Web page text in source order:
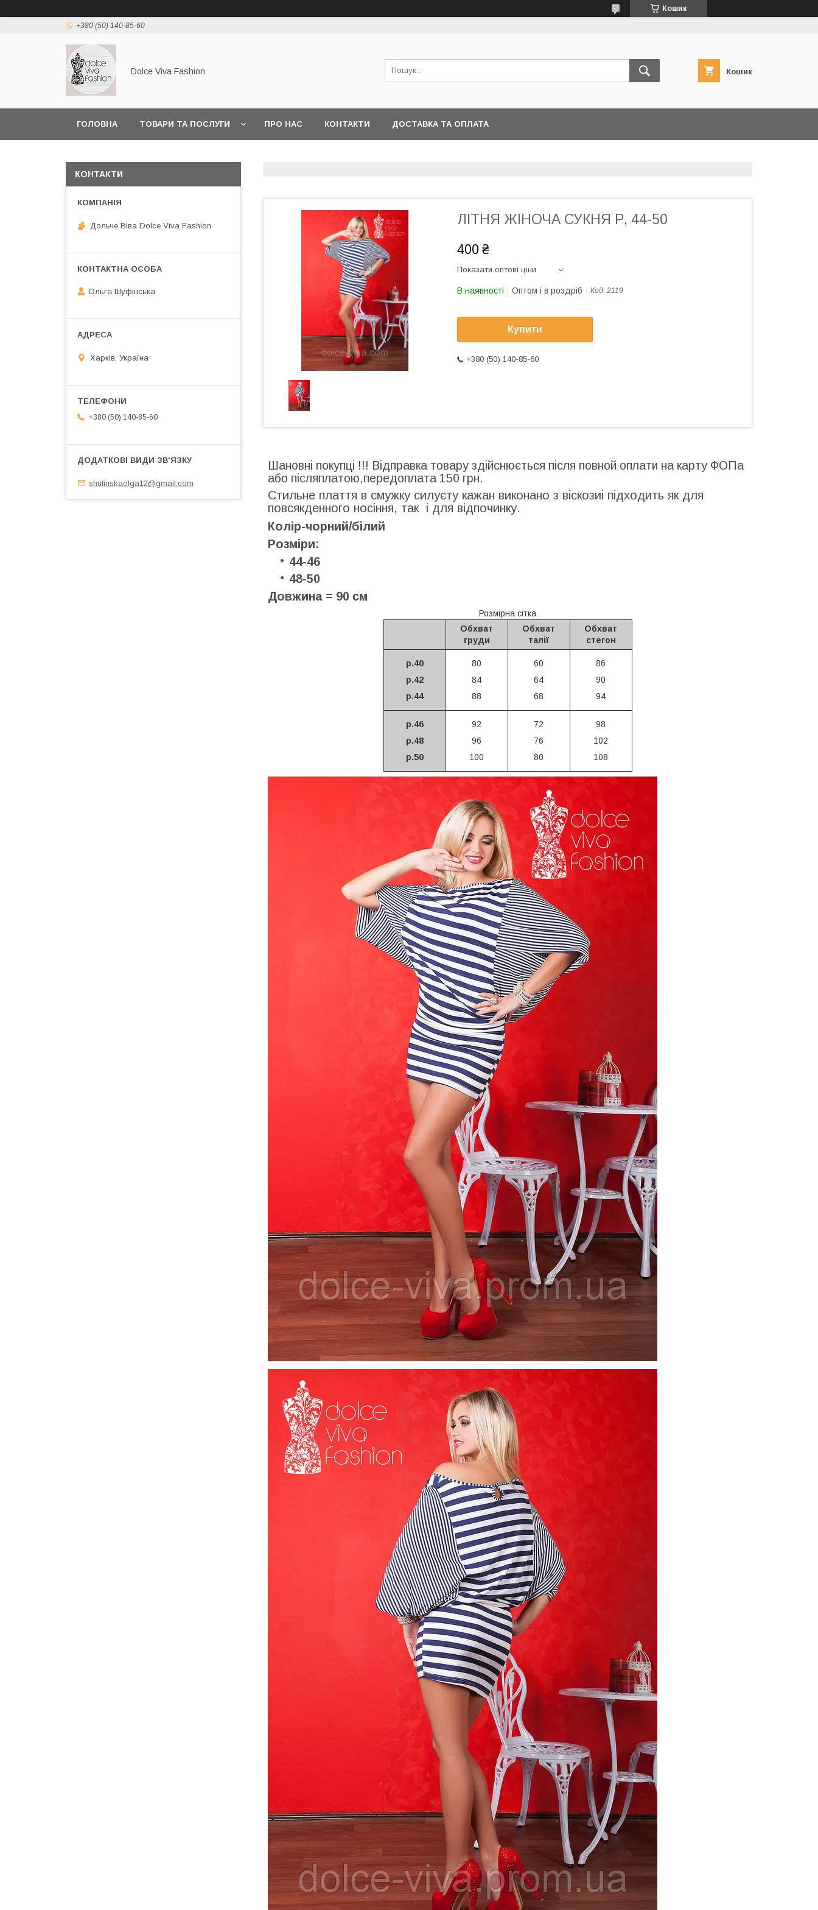
Кошик
+380 (50) 140-85-60
Dolce Viva Fashion Кошик
ГОЛОВНА ТОВАРИ ТА ПОСЛУГИ ПРО НАС КОНТАКТИ ДОСТАВКА ТА ОПЛАТА
ЛІТНЯ ЖІНОЧА СУКНЯ Р, 44-50
400 ₴
Показати оптові ціни
В наявності Оптом і в роздріб Код: 2119
Купити
+380 (50) 140-85-60
Шановні покупці !!! Відправка товару здійснюється після повной оплати на карту ФОПа
або післяплатою,передоплата 150 грн.
Стильне плаття в смужку силуєту кажан виконано з віскозиі підходить як для
повсякденного носіння, так і для відпочинку.
Колір-чорний/білий
Розміри:
44-46
48-50
Довжина = 90 см
Розмірна сітка
Обхват
груди
Обхват
талії
Обхват
стегон
р.40
р.42
р.44
80
84
88
60
64
68
86
90
94
р.46
р.48
р.50
92
96
100
72
76
80
98
102
108
КОНТАКТИ
Дольче Віва Dolce Viva Fashion
Ольга Шуфінська
Харків, Україна
+380 (50) 140-85-60
shufinskaolga12@gmail.com